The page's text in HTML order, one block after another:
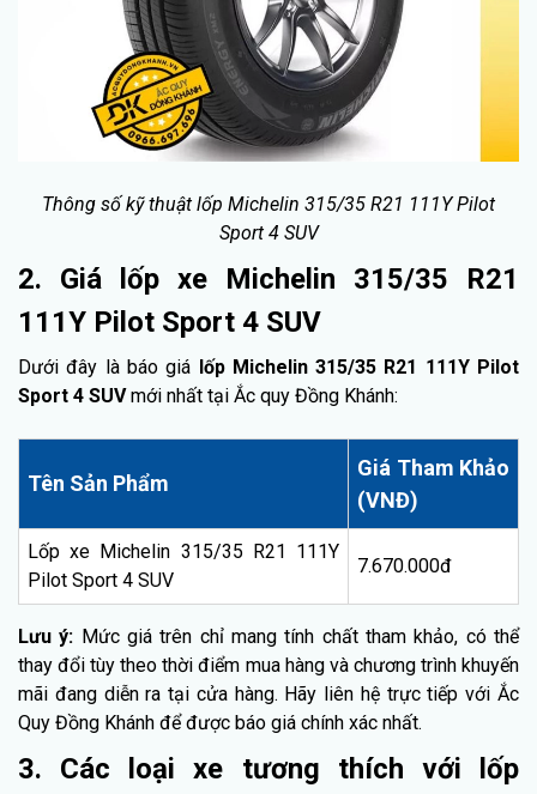
Thông số kỹ thuật lốp Michelin 315/35 R21 111Y Pilot
Sport 4 SUV
2. Giá lốp xe Michelin 315/35 R21
111Y Pilot Sport 4 SUV
Dưới đây là báo giá lốp Michelin 315/35 R21 111Y Pilot
Sport 4 SUVmới nhất tại Ắc quy Đồng Khánh:
Tên Sản Phẩm
Giá Tham Khảo
(VNĐ)
Lốp xe Michelin 315/35 R21 111Y
Pilot Sport 4 SUV
7.670.000đ
Lưu ý: Mức giá trên chỉ mang tính chất tham khảo, có thể
thay đổi tùy theo thời điểm mua hàng và chương trình khuyến
mãi đang diễn ra tại cửa hàng. Hãy liên hệ trực tiếp với Ắc
Quy Đồng Khánh để được báo giá chính xác nhất.
3. Các loại xe tương thích với lốp